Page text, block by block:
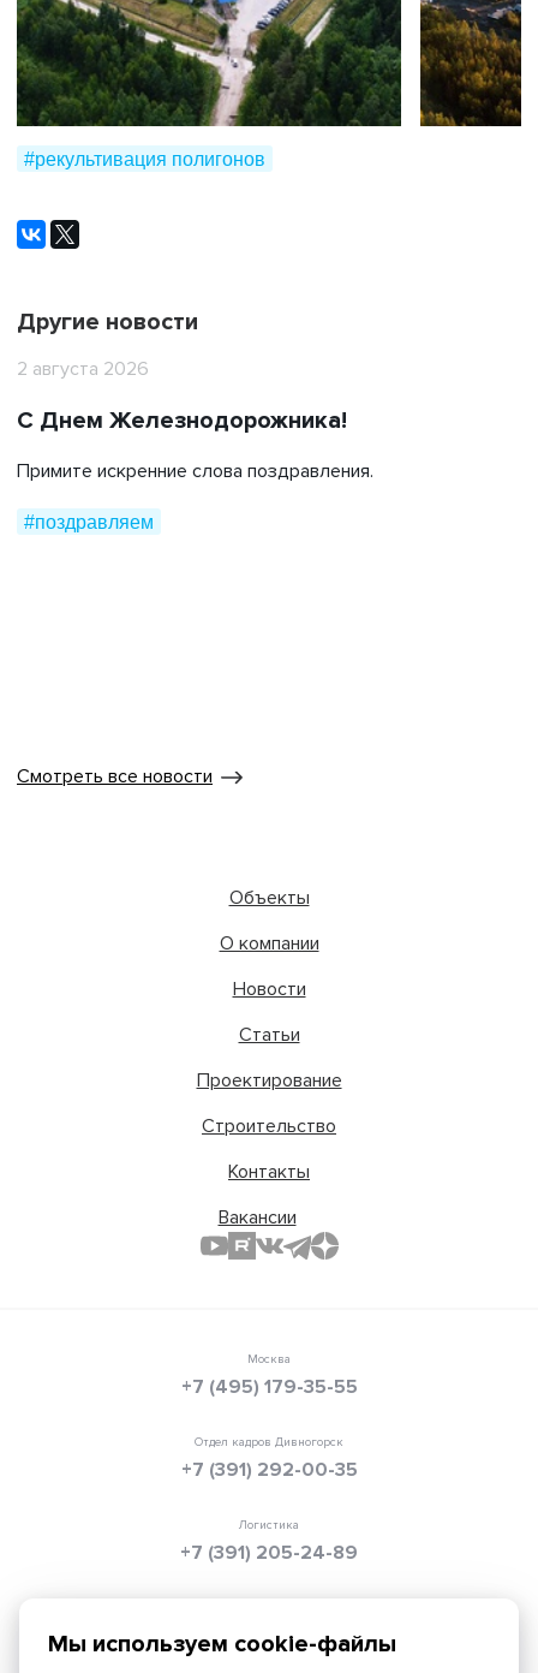
#рекультивация полигонов
Другие новости
2 августа 2026
С Днем Железнодорожника!
Примите искренние слова поздравления.
#поздравляем
Смотреть все новости
Объекты
О компании
Новости
Статьи
Проектирование
Строительство
Контакты
Вакансии
Москва
+7 (495) 179-35-55
Отдел кадров Дивногорск
+7 (391) 292-00-35
Логистика
+7 (391) 205-24-89
info@texpolimer.ru
Мы используем cookie-файлы